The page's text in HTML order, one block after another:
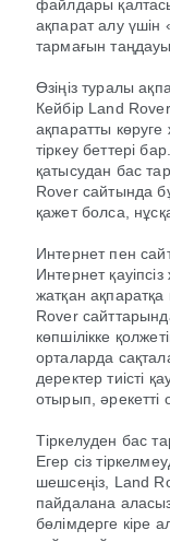
файлдары
ақпарат алу
тармағын
Өзіңіз туралы
Кейбір Land
ақпаратты көруге
тіркеу беттері
қатысудан бас
Rover сайтында
қажет болса,
Интернет пен
Интернет
жатқан
Rover
көпшілікке
орталарда
деректер тиісті
отырып,
Тіркелуден бас
Егер сіз
шешсеңіз, Land
пайдалана
бөлімдерге кіре